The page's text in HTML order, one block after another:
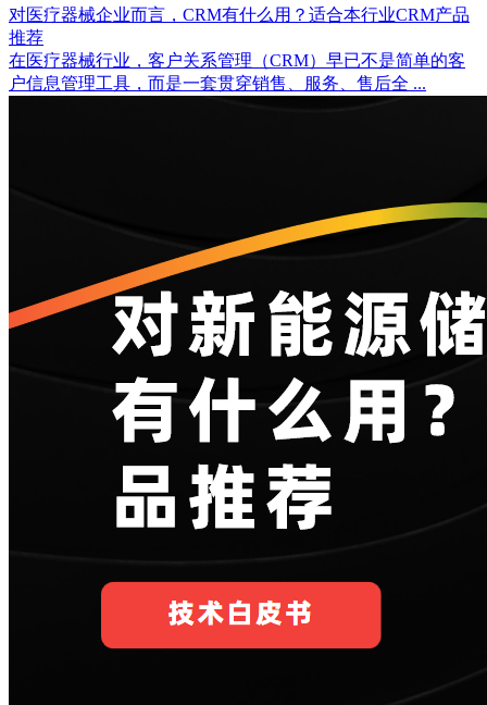
对医疗器械企业而言，CRM有什么用？适合本行业CRM产品
推荐
在医疗器械行业，客户关系管理（CRM）早已不是简单的客
户信息管理工具，而是一套贯穿销售、服务、售后全 ...